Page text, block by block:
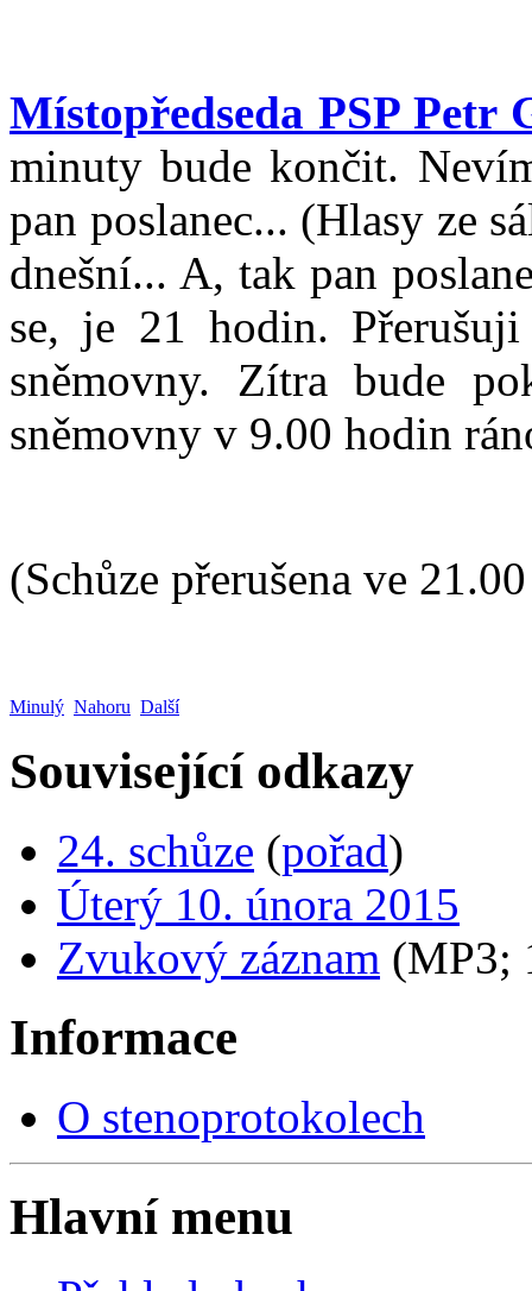
Místopředseda PSP Petr
minuty bude končit.
pan poslanec... (Hlasy ze
dnešní... A, tak pan
se, je 21 hodin. Přerušuji
sněmovny. Zítra bude
sněmovny v 9.00 hodin
(Schůze přerušena ve
Minulý Nahoru Další
Související odkazy
24. schůze (pořad)
Úterý 10. února 2015
Zvukový záznam (MP3;
Informace
O stenoprotokolech
Hlavní menu